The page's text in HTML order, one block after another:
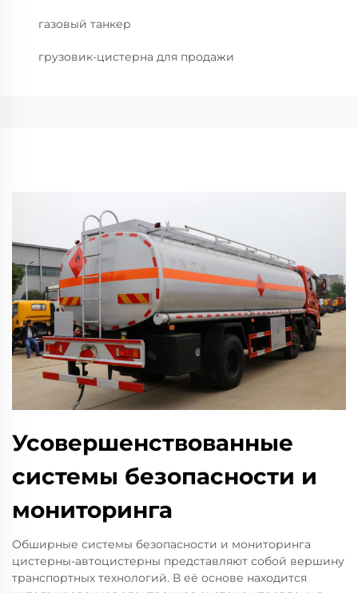
газовый танкер
грузовик-цистерна для продажи
Усовершенствованные
системы безопасности и
мониторинга
Обширные системы безопасности и мониторинга
цистерны-автоцистерны представляют собой вершину
транспортных технологий. В её основе находится